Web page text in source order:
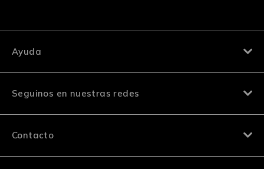
Ayuda
Seguinos en nuestras redes
Contacto